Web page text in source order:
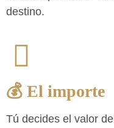
destino.
💰 El importe
Tú decides el valor